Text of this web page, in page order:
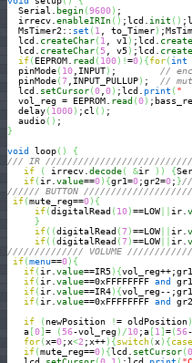
  Serial.
begin(9600) ;
  irrecv.
enableIRIn( ) ;lcd. init ( )
  MsTimer2::
set ( 1 , to_Timer)
  lcd.
createChar( 1 , v1 ) ;lcd.
  lcd.
createChar( 5 , v5) ;lcd.
if( EEPROM. read ( 100) !=0) {for( int
  pinMode
( 10 ,INPUT) ; //
  pinMode
(7 ,INPUT_PULLUP) ; //
  lcd.
setCursor(0 0) ;lcd. print ( "
  vol_reg = EEPROM.
read (0)
  delay
( 1000) ;cl ( ) ;
  audio
( )
}
void loop( )
{
/// IR
if
( irrecv. decode( &ir ) ) {
if( ir. value==0) {gr1=0;gr2=0; }//
////// BUTTON
if(mute_reg==0) {
if(digitalRead ( 10)==LOW ir.
}
if( (digitalRead (7)==LOW ir.
if( (digitalRead (7)==LOW ir.
////////////// VOLUME
if(menu==0) {
if( ir. value==IR5) {
if( ir. value==0xFFFFFFFF and
if( ir. value==IR4) {vol_reg--
if( ir. value==0xFFFFFFFF and
if
( newPosition != oldPosition)
   a
[0] = ( 56-vol_reg) /10;a [1 ] =( 56
for(x=0;x<2 ;x++) {switch(x) {case
if(mute_reg==0) {lcd. setCursor(0